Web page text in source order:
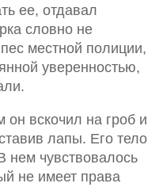
ее, отдавал
словно не
местной полиции,
уверенностью,
вскочил на гроб и
лапы. Его тело
нем чувствовалось
не имеет права